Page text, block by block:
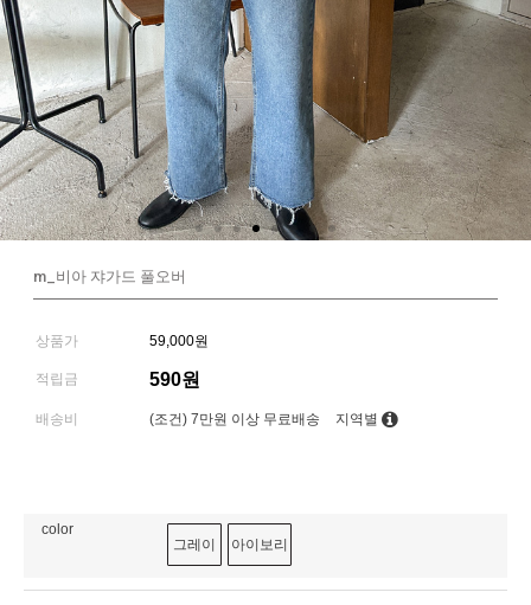
m_비아 쟈가드 풀오버
상품가 59,000원
적립금 590원
배송비 (조건) 7만원 이상 무료배송 지역별
color
그레이
아이보리